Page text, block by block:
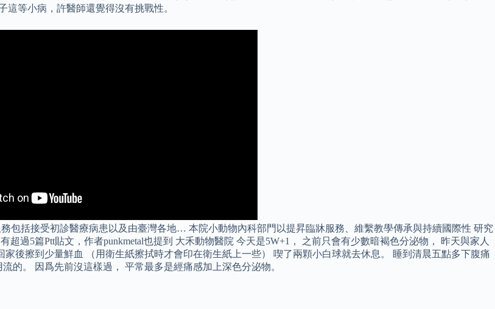
等小病，許醫師還覺得沒有挑戰性。
包括接受初診醫療病患以及由臺灣各地… 本院小動物內科部門以提昇臨牀服務、維繫教學傳承與持續國際性 研究
過5篇Ptt貼文，作者punkmetal也提到 大禾動物醫院 今天是5W+1， 之前只會有少數暗褐色分泌物， 昨天與家人
後擦到少量鮮血 （用衛生紙擦拭時才會印在衛生紙上一些） 喫了兩顆小白球就去休息。 睡到清晨五點多下腹痛
的。 因爲先前沒這樣過， 平常最多是經痛感加上深色分泌物。